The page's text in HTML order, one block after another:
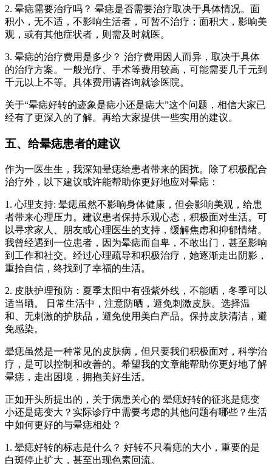
2. 晕痣需要治疗吗？ 晕痣是否需要治疗取决于具体情况。面
积小，无不适，不影响生活者，可暂不治疗；面积大，影响美
观，或有其他症状者，则需及时就医。
3. 晕痣的治疗费用是多少？ 治疗费用因人而异，取决于具体
的治疗方案。一般光疗、手术等费用较高，可能需要几千元到
千元以上不等。具体费用请咨询就诊医院。
关于“晕痣好转的迹象是痣小还是痣大”这个问题，相信大家已
经有了更深入的了解。再给大家提供一些实用的建议。
五、给晕痣患者的建议
作为一医生生，我深知晕痣给患者带来的困扰。除了积极配合
治疗外，以下建议或许能帮助你更好地应对晕痣：
1. 心理支持: 晕痣虽然不影响身体健康，但会影响美观，给患
者带来心理压力。建议患者保持乐观心态，积极面对生活。可
以寻求家人、朋友或心理医生的支持，缓解焦虑和抑郁情绪。
我曾经遇到一位患者，因为晕痣而自卑，不敢出门，甚至影响
到工作和社交。经过心理疏导和积极治疗，她逐渐走出阴影，
重拾自信，终找到了幸福的生活。
2. 皮肤护理预防：夏季太阳中有强紫外线，不能晒，冬季可以
适当晒。 日常生活中，注意防晒，避免刺激皮肤。选择温
和、无刺激的护肤品，避免使用美白产品。保持皮肤清洁，避
免感染。
晕痣虽然是一种常见的皮肤病，但只要我们积极面对，科学治
疗，是可以控制和改善的。希望我的文章能帮助你更好地了解
晕痣，走出困境，拥抱美好生活。
正如开头所提出的，关于病患关心的 晕痣好转的征兆是痣变
小还是痣变大？实际诊疗中需要考虑的其他问题有哪些？生活
中如何更好的与晕痣相处？
1. 晕痣好转的标志是什么？ 好转不只看痣的大小，重要的是
白斑停止扩大，甚至出现色素回流。